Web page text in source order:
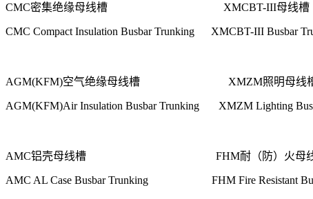
CMC密集绝缘母线槽 XMCBT-III母线槽
CMC Compact Insulation Busbar Trunking XMCBT-III Busbar
AGM(KFM)空气绝缘母线槽 XMZM照明母线
AGM(KFM)Air Insulation Busbar Trunking XMZM Lighting
AMC铝壳母线槽 FHM耐（防）火母
AMC AL Case Busbar Trunking FHM Fire Resistant